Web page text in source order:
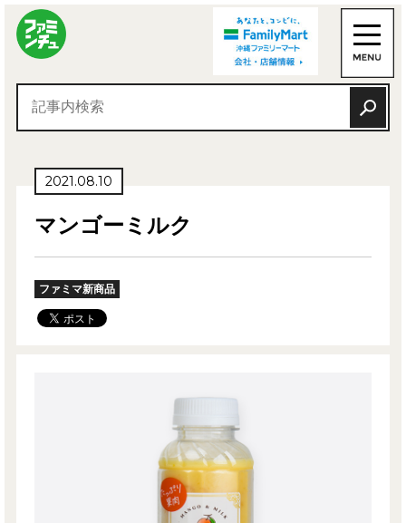
2021.08.10
マンゴーミルク
ファミマ新商品